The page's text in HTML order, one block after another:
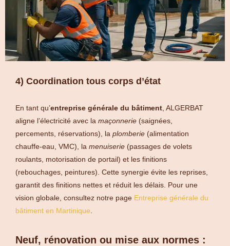
4) Coordination tous corps d’état
En tant qu’entreprise générale du bâtiment , ALGERBAT
aligne l’électricité avec la maçonnerie (saignées,
percements, réservations), la plomberie (alimentation
chauffe‑eau, VMC), la menuiserie (passages de volets
roulants, motorisation de portail) et les finitions
(rebouchages, peintures). Cette synergie évite les reprises,
garantit des finitions nettes et réduit les délais. Pour une
vision globale, consultez notre page Entreprise générale du
bâtiment en Martinique
Neuf, rénovation ou mise aux normes :